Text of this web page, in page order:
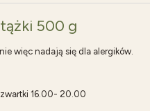
500 g
więc nadają się dla alergików.
16.00- 20.00